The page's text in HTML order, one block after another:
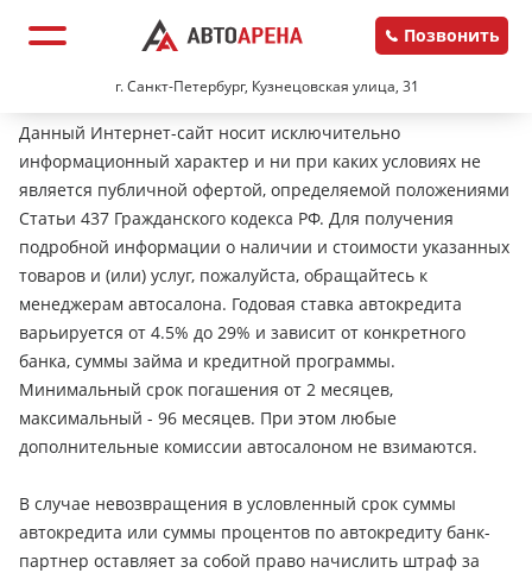
г. Санкт-Петербург, Кузнецовская улица, 31
Позвонить
Данный Интернет-сайт носит исключительно
информационный характер и ни при каких условиях не
является публичной офертой, определяемой положениями
Статьи 437 Гражданского кодекса РФ. Для получения
подробной информации о наличии и стоимости указанных
товаров и (или) услуг, пожалуйста, обращайтесь к
менеджерам автосалона. Годовая ставка автокредита
варьируется от 4.5% до 29% и зависит от конкретного
банка, суммы займа и кредитной программы.
Минимальный срок погашения от 2 месяцев,
максимальный - 96 месяцев. При этом любые
дополнительные комиссии автосалоном не взимаются.
В случае невозвращения в условленный срок суммы
автокредита или суммы процентов по автокредиту банк-
партнер оставляет за собой право начислить штраф за